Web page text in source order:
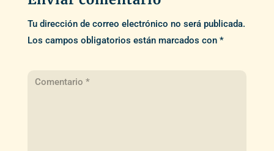
Tu dirección de correo electrónico no será publicada.
Los campos obligatorios están marcados con *